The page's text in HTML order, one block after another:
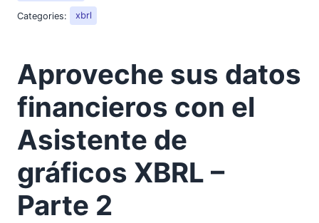
Categories: xbrl
Aproveche sus datos
financieros con el
Asistente de
gráficos XBRL –
Parte 2